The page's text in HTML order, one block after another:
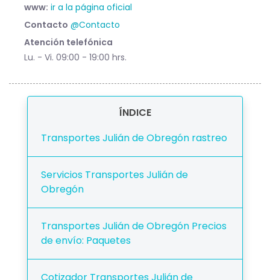
www: ir a la página oficial
Contacto @Contacto
Atención telefónica
Lu. - Vi. 09:00 - 19:00 hrs.
ÍNDICE
Transportes Julián de Obregón rastreo
Servicios Transportes Julián de
Obregón
Transportes Julián de Obregón Precios
de envío: Paquetes